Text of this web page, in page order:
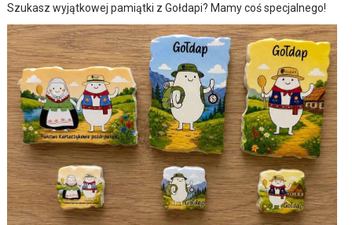
Szukasz wyjątkowej pamiątki z Gołdapi? Mamy coś specjalnego!